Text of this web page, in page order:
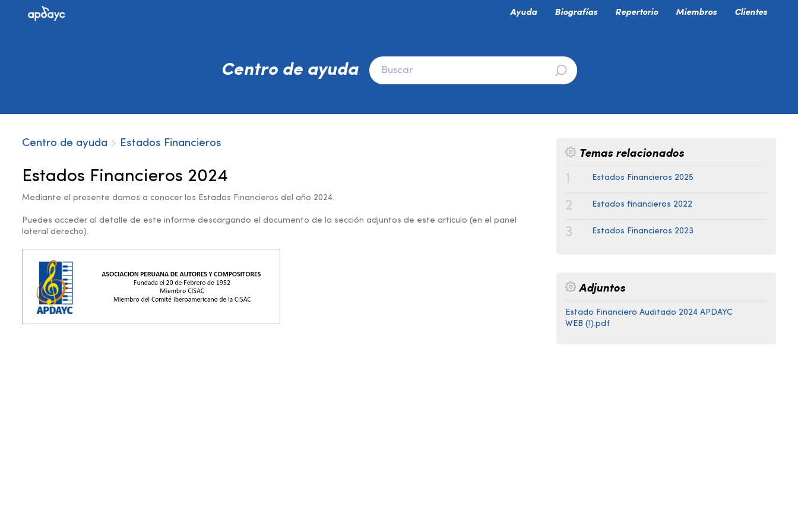
Ayuda Biografías Repertorio Miembros Clientes
Centro de ayuda
Centro de ayuda Estados Financieros
Estados Financieros 2024
Mediante el presente damos a conocer los Estados Financieros del año 2024.
Puedes acceder al detalle de este informe descargando el documento de la sección adjuntos de este artículo (en el panel
lateral derecho).
Temas relacionados
1 Estados Financieros 2025
2 Estados financieros 2022
3 Estados Financieros 2023
Adjuntos
Estado Financiero Auditado 2024 APDAYC
WEB (1).pdf